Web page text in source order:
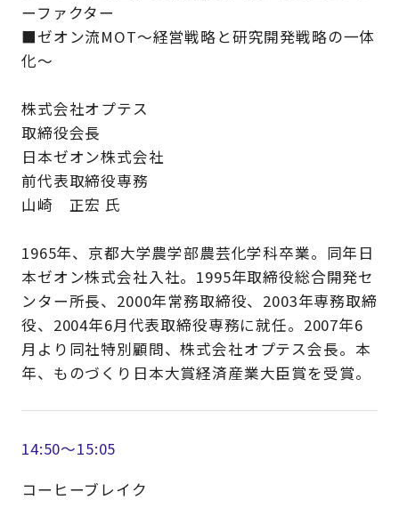
ーファクター
■ゼオン流MOT～経営戦略と研究開発戦略の一体
化～
株式会社オプテス
取締役会長
日本ゼオン株式会社
前代表取締役専務
山崎 正宏 氏
1965年、京都大学農学部農芸化学科卒業。同年日
本ゼオン株式会社入社。1995年取締役総合開発セ
ンター所長、2000年常務取締役、2003年専務取締
役、2004年6月代表取締役専務に就任。2007年6
月より同社特別顧問、株式会社オプテス会長。本
年、ものづくり日本大賞経済産業大臣賞を受賞。
14:50～15:05
コーヒーブレイク